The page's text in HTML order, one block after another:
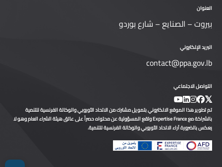
العنوان
بيروت – الصنايع – شارع بوردو
البريد الإلكتروني
contact@ppa.gov.lb
التواصل الاجتماعي
تم تطوير هذا الموقع الالكتروني بتمويل مشترك من الاتحاد الأوروبي والوكالة الفرنسية للتنمية
بالشراكة مع Expertise France وتقع المسؤولية عن محتواه حصراً على عاتق هيئة الشراء العام وهو لا
يعكس بالضرورة آراء الاتحاد الأوروبي والوكالة الفرنسية للتنمية.